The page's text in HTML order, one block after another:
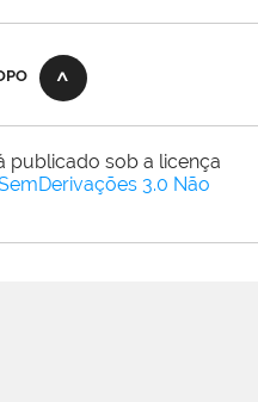
publicado sob a licença
3.0 Não